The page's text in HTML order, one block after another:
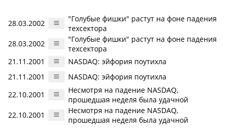
28.03.2002
"Голубые фишки" растут на фоне падения
техсектора
28.03.2002
"Голубые фишки" растут на фоне падения
техсектора
21.11.2001
NASDAQ: эйфория поутихла
21.11.2001
NASDAQ: эйфория поутихла
22.10.2001
Несмотря на падение NASDAQ,
прошедшая неделя была удачной
22.10.2001
Несмотря на падение NASDAQ,
прошедшая неделя была удачной